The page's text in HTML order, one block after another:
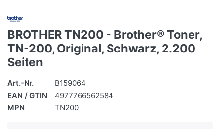
BROTHER TN200 - Brother® Toner,
TN-200, Original, Schwarz, 2.200
Seiten
Art.-Nr.
B159064
EAN / GTIN
4977766562584
MPN
TN200